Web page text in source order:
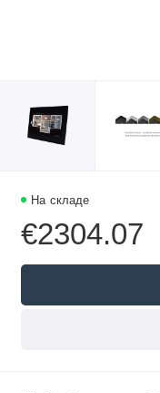
На складе
€2304.07